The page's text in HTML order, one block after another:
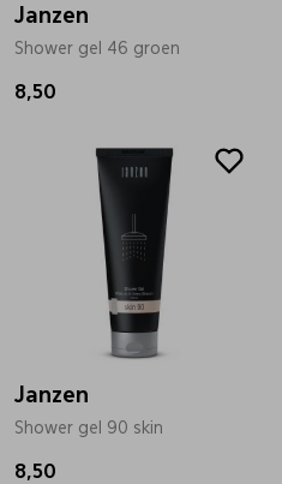
Janzen
Shower gel 46 groen
8,50
Janzen
Shower gel 90 skin
8,50